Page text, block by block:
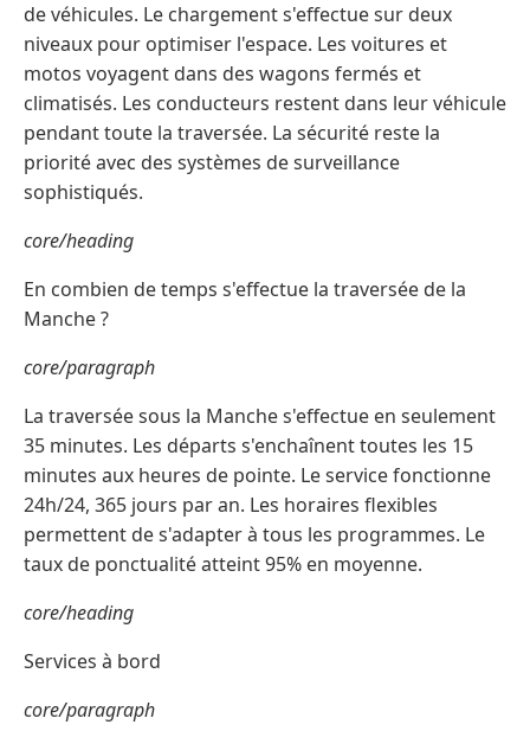
de véhicules. Le chargement s'effectue sur deux
niveaux pour optimiser l'espace. Les voitures et
motos voyagent dans des wagons fermés et
climatisés. Les conducteurs restent dans leur véhicule
pendant toute la traversée. La sécurité reste la
priorité avec des systèmes de surveillance
sophistiqués.
core/heading
En combien de temps s'effectue la traversée de la
Manche ?
core/paragraph
La traversée sous la Manche s'effectue en seulement
35 minutes. Les départs s'enchaînent toutes les 15
minutes aux heures de pointe. Le service fonctionne
24h/24, 365 jours par an. Les horaires flexibles
permettent de s'adapter à tous les programmes. Le
taux de ponctualité atteint 95% en moyenne.
core/heading
Services à bord
core/paragraph